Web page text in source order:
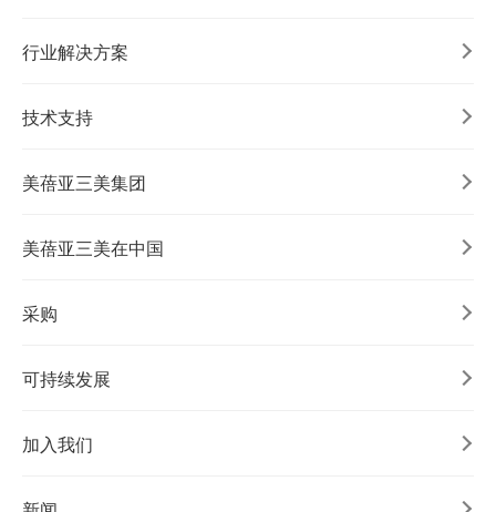
行业解决方案
技术支持
美蓓亚三美集团
美蓓亚三美在中国
采购
可持续发展
加入我们